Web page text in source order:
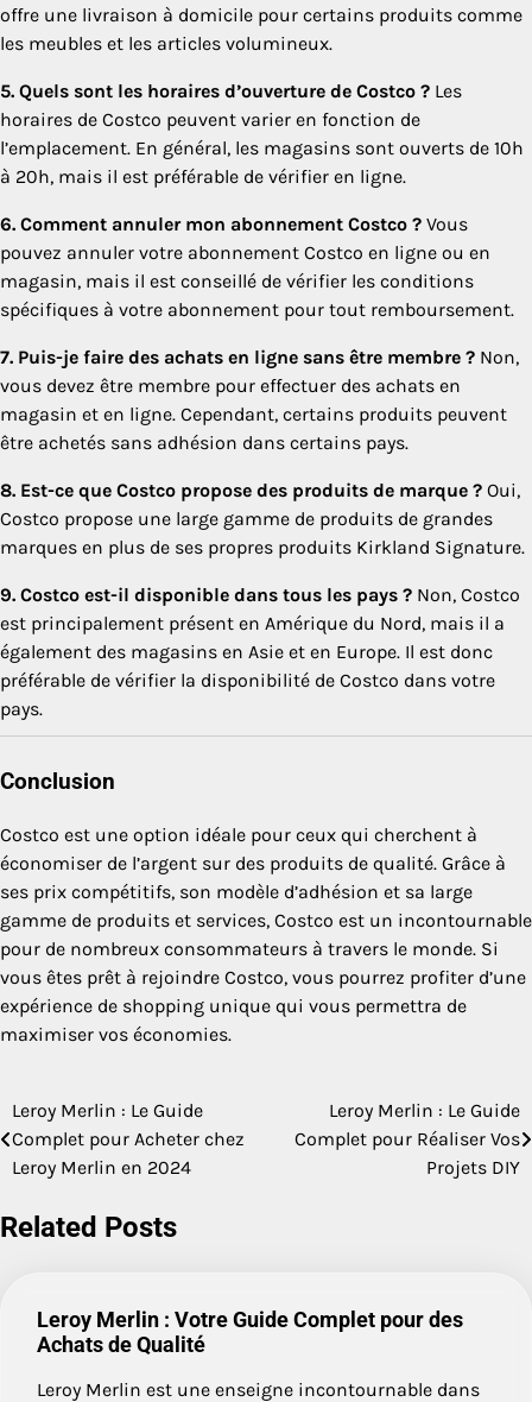
offre une livraison à domicile pour certains produits comme
les meubles et les articles volumineux.
5. Quels sont les horaires d’ouverture de Costco ? Les
horaires de Costco peuvent varier en fonction de
l’emplacement. En général, les magasins sont ouverts de 10h
à 20h, mais il est préférable de vérifier en ligne.
6. Comment annuler mon abonnement Costco ? Vous
pouvez annuler votre abonnement Costco en ligne ou en
magasin, mais il est conseillé de vérifier les conditions
spécifiques à votre abonnement pour tout remboursement.
7. Puis-je faire des achats en ligne sans être membre ? Non,
vous devez être membre pour effectuer des achats en
magasin et en ligne. Cependant, certains produits peuvent
être achetés sans adhésion dans certains pays.
8. Est-ce que Costco propose des produits de marque ? Oui,
Costco propose une large gamme de produits de grandes
marques en plus de ses propres produits Kirkland Signature.
9. Costco est-il disponible dans tous les pays ? Non, Costco
est principalement présent en Amérique du Nord, mais il a
également des magasins en Asie et en Europe. Il est donc
préférable de vérifier la disponibilité de Costco dans votre
pays.
Conclusion
Costco est une option idéale pour ceux qui cherchent à
économiser de l’argent sur des produits de qualité. Grâce à
ses prix compétitifs, son modèle d’adhésion et sa large
gamme de produits et services, Costco est un incontournable
pour de nombreux consommateurs à travers le monde. Si
vous êtes prêt à rejoindre Costco, vous pourrez profiter d’une
expérience de shopping unique qui vous permettra de
maximiser vos économies.
Post
navigation
Leroy Merlin : Le Guide
Complet pour Acheter chez
Leroy Merlin en 2024
Leroy Merlin : Le Guide
Complet pour Réaliser Vos
Projets DIY
Related Posts
Leroy Merlin : Votre Guide Complet pour des
Achats de Qualité
Leroy Merlin est une enseigne incontournable dans